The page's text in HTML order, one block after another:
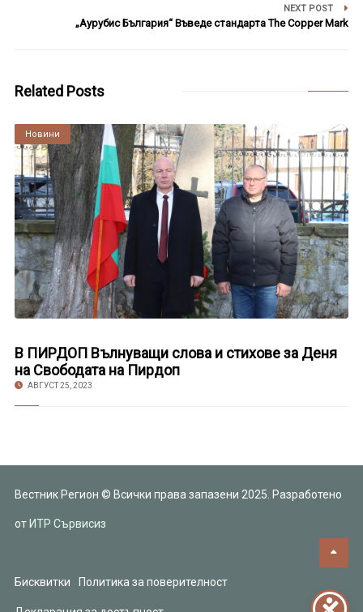
NEXT POST
„Аурубис България“ Въведе стандарта The Copper Mark
Related Posts
Култура
Новини
В ПИРДОП Вълнуващи слова и стихове за Деня
на Свободата на Пирдоп
АВГУСТ 25, 2023
Вестник Регион © Всички права запазени 2025. Разработено
от ИТР Сървисиз
Бисквитки Политика за поверителност